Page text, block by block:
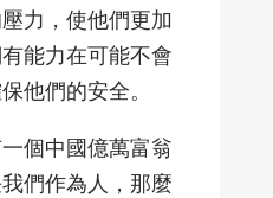
力，使他們更加
能力在可能不會
他們的安全。
個中國億萬富翁
們作為人，那麼